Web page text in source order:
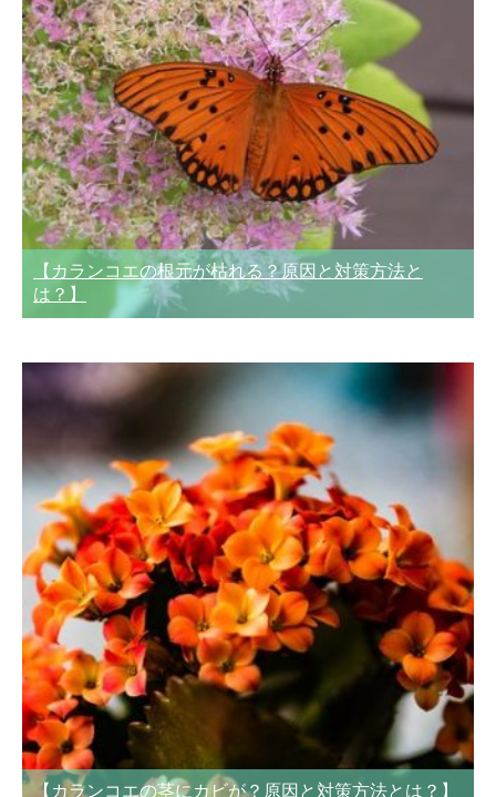
【カランコエの根元が枯れる？原因と対策方法と
は？】
【カランコエの茎にカビが？原因と対策方法とは？】